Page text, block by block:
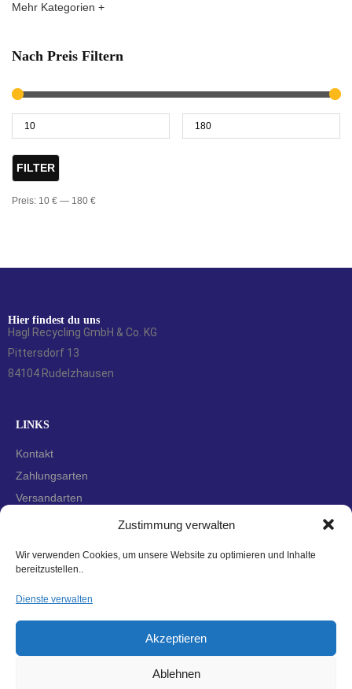
Zustimmung verwalten
Wir verwenden Cookies, um unsere Website zu optimieren und Inhalte
bereitzustellen..
Dienste verwalten
Akzeptieren
Ablehnen
Mehr Kategorien +
Nach Preis Filtern
FILTER
Preis: 10 € — 180 €
Hier findest du uns
Hagl Recycling GmbH & Co. KG
Pittersdorf 13
84104 Rudelzhausen
LINKS
Kontakt
Zahlungsarten
Versandarten
Datenschutzerklärung
Cookie-Richtlinie (EU)